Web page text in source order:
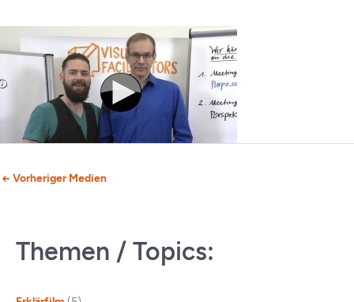
← Vorheriger Medien
Themen / Topics: